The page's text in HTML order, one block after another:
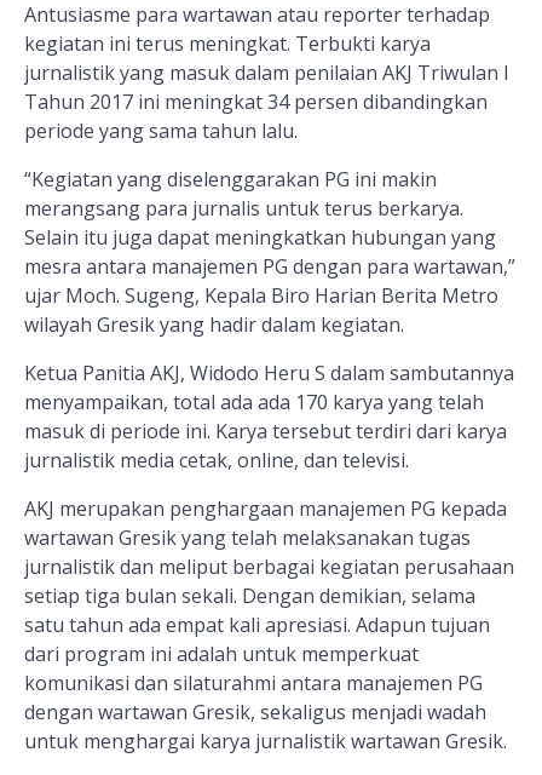
Antusiasme para wartawan atau reporter terhadap
kegiatan ini terus meningkat. Terbukti karya
jurnalistik yang masuk dalam penilaian AKJ Triwulan I
Tahun 2017 ini meningkat 34 persen dibandingkan
periode yang sama tahun lalu.
“Kegiatan yang diselenggarakan PG ini makin
merangsang para jurnalis untuk terus berkarya.
Selain itu juga dapat meningkatkan hubungan yang
mesra antara manajemen PG dengan para wartawan,”
ujar Moch. Sugeng, Kepala Biro Harian Berita Metro
wilayah Gresik yang hadir dalam kegiatan.
Ketua Panitia AKJ, Widodo Heru S dalam sambutannya
menyampaikan, total ada ada 170 karya yang telah
masuk di periode ini. Karya tersebut terdiri dari karya
jurnalistik media cetak, online, dan televisi.
AKJ merupakan penghargaan manajemen PG kepada
wartawan Gresik yang telah melaksanakan tugas
jurnalistik dan meliput berbagai kegiatan perusahaan
setiap tiga bulan sekali. Dengan demikian, selama
satu tahun ada empat kali apresiasi. Adapun tujuan
dari program ini adalah untuk memperkuat
komunikasi dan silaturahmi antara manajemen PG
dengan wartawan Gresik, sekaligus menjadi wadah
untuk menghargai karya jurnalistik wartawan Gresik.